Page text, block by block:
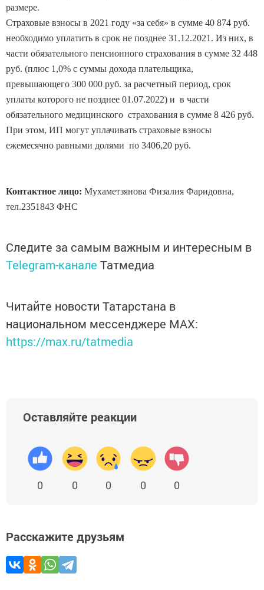
размере.
Страховые взносы в 2021 году «за себя» в сумме 40 874 руб.
необходимо уплатить в срок не позднее 31.12.2021. Из них, в
части обязательного пенсионного страхования в сумме 32 448
руб. (плюс 1,0% с суммы дохода плательщика,
превышающего 300 000 руб. за расчетный период, срок
уплаты которого не позднее 01.07.2022) и в части
обязательного медицинского страхования в сумме 8 426 руб.
При этом, ИП могут уплачивать страховые взносы
ежемесячно равными долями по 3406,20 руб.
Контактное лицо: Мухаметзянова Физалия Фаридовна,
тел.2351843 ФНС
Следите за самым важным и интересным в
Telegram-канале Татмедиа
Читайте новости Татарстана в
национальном мессенджере MАХ:
https://max.ru/tatmedia
Оставляйте реакции
0 0 0 0 0
Расскажите друзьям